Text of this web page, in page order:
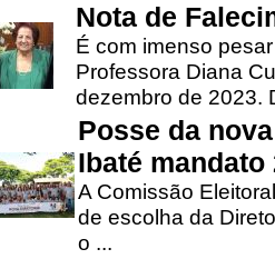
Nota de
É com imenso
Professora Diana
dezembro de 2023.
Posse da
Ibaté mandato
A Comissão
de escolha da
o ...